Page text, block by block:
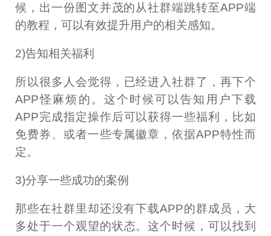
候，出一份图文并茂的从社群端跳转至APP端
的教程，可以有效提升用户的相关感知。
2)告知相关福利
所以很多人会觉得，已经进入社群了，再下个
APP怪麻烦的。这个时候可以告知用户下载
APP完成指定操作后可以获得一些福利，比如
免费券、或者一些专属徽章，依据APP特性而
定。
3)分享一些成功的案例
那些在社群里却还没有下载APP的群成员，大
多处于一个观望的状态。这个时候，可以找到